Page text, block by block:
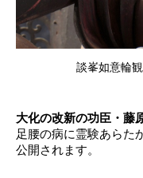
談峯如意輪
大化の改新の功臣・藤
足腰の病に霊験あらた
公開されます。